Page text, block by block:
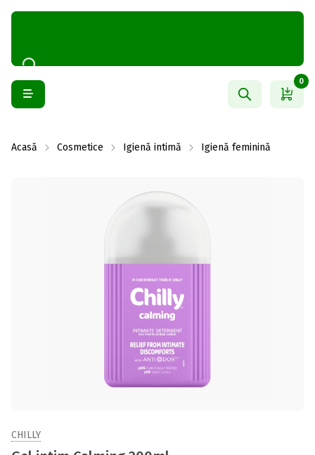
0
Acasă Cosmetice Igienă intimă Igienă feminină
CHILLY